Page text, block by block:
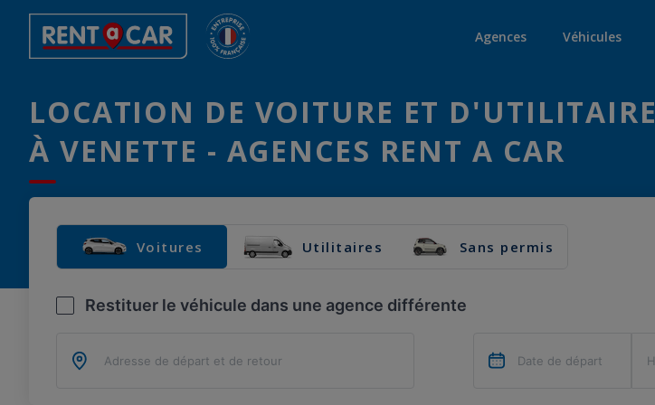
Agences Véhicules
LOCATION DE VOITURE ET D'UTILITAIRE
À VENETTE - AGENCES RENT A CAR
Voitures Utilitaires Sans permis
Restituer le véhicule dans une agence différente